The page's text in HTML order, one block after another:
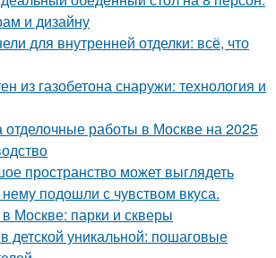
и дизайну
для внутренней отделки: всё, что
из газобетона снаружи: технология и
отделочные работы в Москве на 2025
пространство может выглядеть
подошли с чувством вкуса.
в Москве: парки и скверы
детской уникальной: пошаговые